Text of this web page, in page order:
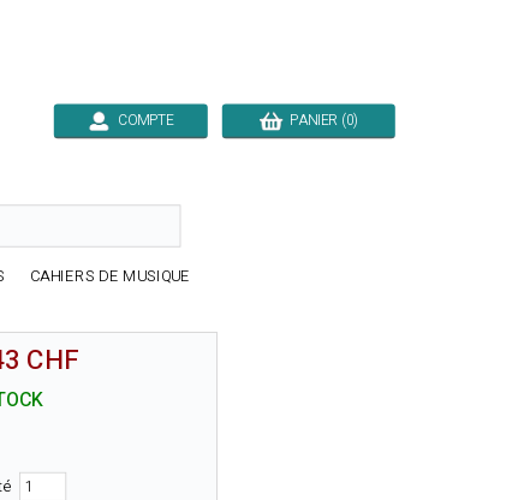
COMPTE PANIER (0)
CAHIERS DE MUSIQUE
CHF